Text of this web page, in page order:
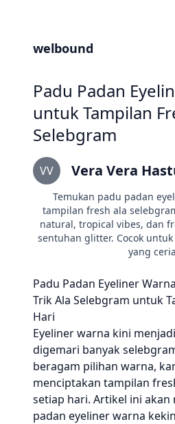
welbound
Padu Padan
untuk Tampilan
Selebgram
VV Vera Vera
Temukan padu padan
tampilan fresh ala
natural, tropical vibes, dan
sentuhan glitter. Cocok
yang
Padu Padan Eyeliner
Trik Ala Selebgram untuk
Hari
Eyeliner warna kini
digemari banyak
beragam pilihan warna,
menciptakan tampilan
setiap hari. Artikel ini akan
padan eyeliner warna